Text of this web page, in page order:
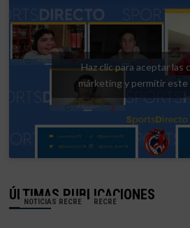
Haz clic para aceptar las
márketing y permitir
ÚLTIMAS PUBLICACIONES
NOTICIAS RECRE RECRE